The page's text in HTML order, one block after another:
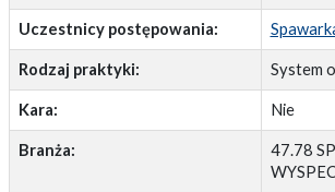
Uczestnicy postępowania:
Rodzaj praktyki: System
Kara: Nie
Branża:
47.78